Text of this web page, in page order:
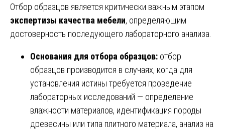
Отбор образцов является критически важным этапом
экспертизы качества мебели, определяющим
достоверность последующего лабораторного анализа.
Основания для отбора образцов: отбор
образцов производится в случаях, когда для
установления истины требуется проведение
лабораторных исследований — определение
влажности материалов, идентификация породы
древесины или типа плитного материала, анализ на